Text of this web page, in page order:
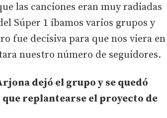
las canciones eran muy radiadas
Súper 1 íbamos varios grupos y
fue decisiva para que nos viera en
nuestro número de seguidores.
dejó el grupo y se quedó
replantearse el proyecto de